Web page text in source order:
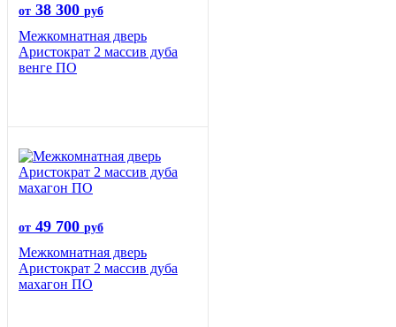
от 38 300 руб
Межкомнатная дверь
Аристократ 2 массив дуба
венге ПО
от 49 700 руб
Межкомнатная дверь
Аристократ 2 массив дуба
махагон ПО